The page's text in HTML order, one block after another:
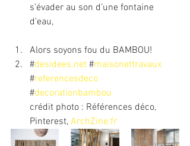
s’évader au son d’une fontaine
d’eau,
Alors soyons fou du BAMBOU!
#desidees.net #maisonettravaux
#referencesdeco
#decorationbambou
crédit photo : Références déco,
Pinterest, ArchZine.fr